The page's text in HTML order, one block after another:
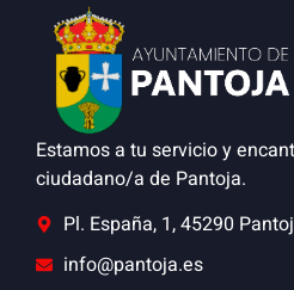
Estamos a tu servicio y
ciudadano/a de Pantoja.
Pl. España, 1, 45290
info@pantoja.es